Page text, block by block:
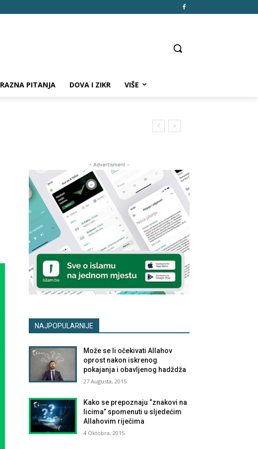
RAZNA PITANJA DOVA I ZIKR VIŠE
- Advertisment -
NAJPOPULARNIJE
Može se li očekivati Allahov
oprost nakon iskrenog
pokajanja i obavljenog hadždža
27 Augusta, 2015
Kako se prepoznaju “znakovi na
licima” spomenuti u sljedećim
Allahovim riječima
4 Oktobra, 2015